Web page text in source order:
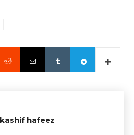
kashif hafeez